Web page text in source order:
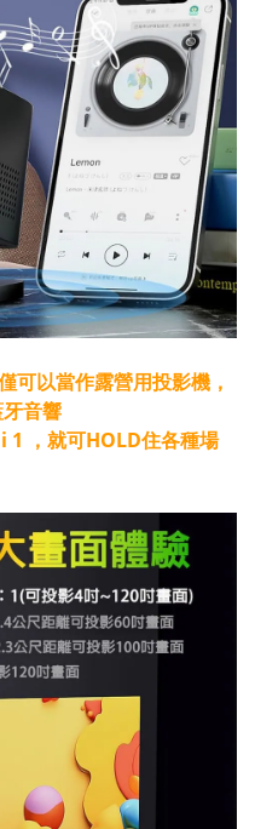
以當作露營用投影機，
音響
，就可HOLD住各種場